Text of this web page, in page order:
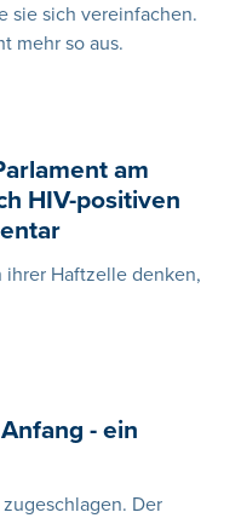
sie sich vereinfachen.
mehr so aus.
am
HIV-positiven
ihrer Haftzelle denken,
- ein
Der